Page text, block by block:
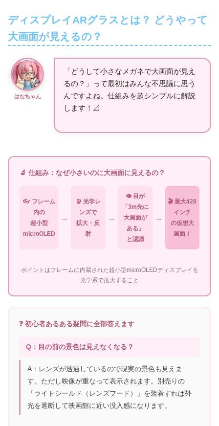
ディスプレイARグラスとは？ どうやって
大画面が見えるの？
はなちゃん
「どうして小さなメガネで大画面が見え
るの？」って最初はみんな不思議に思う
んですよね。仕組みを超シンプルに解説
します！📐
🔬 仕組み：なぜ小さいのに大画面に見えるの？
👓 フレーム
内の
超小型
microOLED
→
🔭 光学レ
ンズで
拡大・反
射
→
👁️ 目が
「3m先に
大画面が
ある」
と認識
→
🎬 最大428
インチ
の仮想大
画面！
ポイントはフレームに内蔵された超小型microOLEDディスプレイを
光学系で拡大すること
❓ 初心者あるある疑問に全部答えます
Q：目の前の景色は見えなくなる？
A：レンズが透過しているので現実の景色も見えま
す。ただし映像が重なって表示されます。別売りの
「ライトシールド（レンズフード）」を装着すれば外
光を遮断して映画館に近い没入感になります。